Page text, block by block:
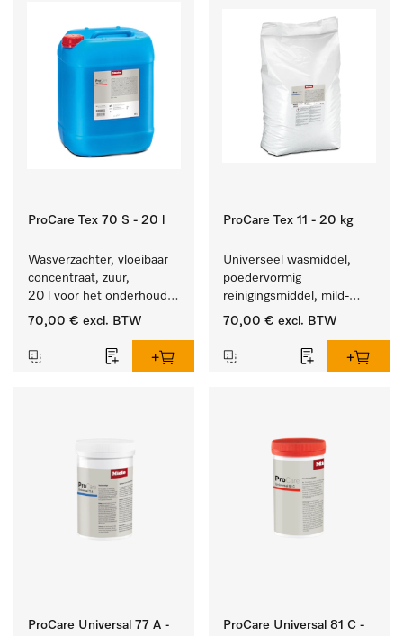
ProCare Tex 70 S - 20 l
Wasverzachter, vloeibaar
concentraat, zuur,
20 l voor het onderhoud
van vezels zodat het
70,00 € excl. BTW
ProCare Tex 11 - 20 kg
Universeel wasmiddel,
poedervormig
reinigingsmiddel, mild-
alkalisch, 20 kg voor het
en kleurechte bonte was.
70,00 € excl. BTW
ProCare Universal 77 A -
ProCare Universal 81 C -